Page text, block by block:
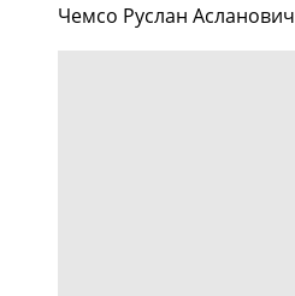
Чемсо Руслан Асланович